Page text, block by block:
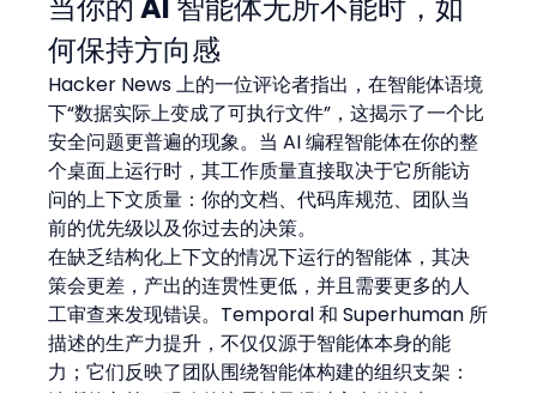
何保持方向感
Hacker News 上的一位评论者指出，在智能体语境
下“数据实际上变成了可执行文件”，这揭示了一个比
安全问题更普遍的现象。当 AI 编程智能体在你的整
个桌面上运行时，其工作质量直接取决于它所能访
问的上下文质量：你的文档、代码库规范、团队当
前的优先级以及你过去的决策。
在缺乏结构化上下文的情况下运行的智能体，其决
策会更差，产出的连贯性更低，并且需要更多的人
工审查来发现错误。Temporal 和 Superhuman 所
描述的生产力提升，不仅仅源于智能体本身的能
力；它们反映了团队围绕智能体构建的组织支架：